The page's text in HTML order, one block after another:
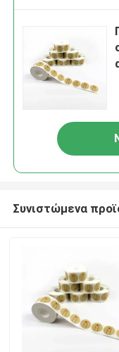
Συνιστώμενα